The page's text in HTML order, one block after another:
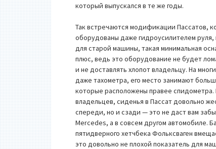
который выпускался в те же годы.
Так встречаются модификации Пассатов,
оборудованы даже гидроусилителем руля,
для старой машины, такая минимальная
плюс, ведь это оборудование не будет
и не доставлять хлопот владельцу. На
даже тахометра, его место занимают
которые расположены правее спидометра.
владельцев, сиденья в Пассат довольно
спереди, но и сзади — это не даст вам
Mercedes, а в совсем другом автомобиле.
пятидверного хетчбека Фольксваген
это довольно не плохой показатель для